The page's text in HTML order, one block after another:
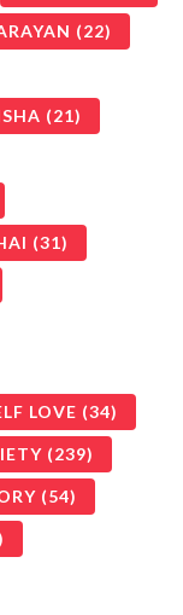
(22)
(21)
(31)
LOVE (34)
(239)
(54)